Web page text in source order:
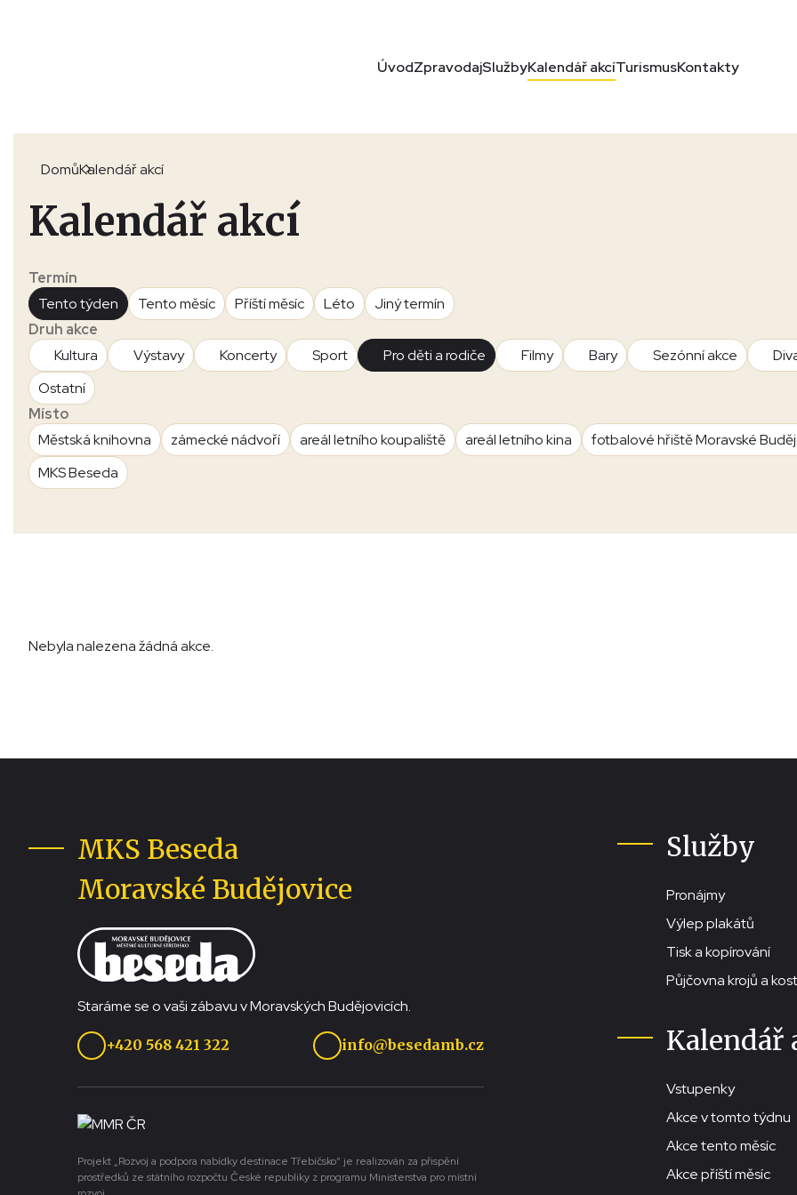
ÚvodZpravodajSlužbyKalendář akcíTurismusKontakty
DomůKalendář akcí
Kalendář akcí
Termín
Tento týden
Tento měsíc Příští měsíc Léto
Jiný termín
Druh akce
Kultura
Výstavy Koncerty Sport Pro děti a rodiče Filmy Bary Sezónní akce
Ostatní
Místo
Městská knihovna
zámecké nádvoří areál letního koupaliště areál letního kina
fotbalové hřiště Moravské
MKS Beseda
Nebyla nalezena žádná akce.
MKS Beseda
Moravské Budějovice
Staráme se o vaši zábavu v Moravských Budějovicích.
+420 568 421 322 info@besedamb.cz
Projekt „Rozvoj a podpora nabídky destinace Třebíčsko“ je realizován za přispění
prostředků ze státního rozpočtu České republiky z programu Ministerstva pro místní
Služby
Pronájmy
Výlep plakátů
Tisk a kopírování
Půjčovna krojů a
Kalendář
Vstupenky
Akce v tomto týdnu
Akce tento měsíc
Akce příští měsíc